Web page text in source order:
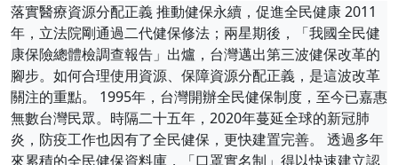
落實醫療資源分配正義 推動健保永續，促進全民健康 2011
年，立法院剛通過二代健保修法；兩星期後，「我國全民健
康保險總體檢調查報告」出爐，台灣邁出第三波健保改革的
腳步。如何合理使用資源、保障資源分配正義，是這波改革
關注的重點。 1995年，台灣開辦全民健保制度，至今已嘉惠
無數台灣民眾。時隔二十五年，2020年蔓延全球的新冠肺
炎，防疫工作也因有了全民健保，更快建置完善。 透過多年
來累積的全民健保資料庫，「口罩實名制」得以快速建立認